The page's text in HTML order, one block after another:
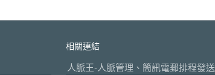
相關連結
人脈王-人脈管理、簡訊電郵排程發送